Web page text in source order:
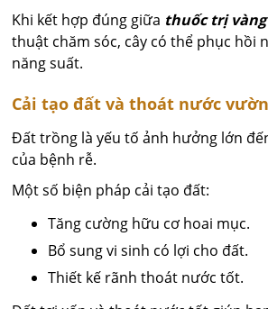
Khi kết hợp đúng giữa thuốc trị
thuật chăm sóc, cây có thể phục hồi
năng suất.
Cải tạo đất và thoát nước vườn
Đất trồng là yếu tố ảnh hưởng lớn
của bệnh rễ.
Một số biện pháp cải tạo đất:
Tăng cường hữu cơ hoai mục.
Bổ sung vi sinh có lợi cho đất.
Thiết kế rãnh thoát nước tốt.